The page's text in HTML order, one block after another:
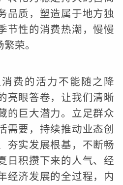
品质，塑造属于地方独
节性的消费热潮，慢慢
荣。
费的活力不能随之降
亮眼答卷，让我们清晰
的巨大潜力。立足群众
需要，持续推动业态创
夯实发展根基，不断畅
日积攒下来的人气、经
经济发展的全过程，内